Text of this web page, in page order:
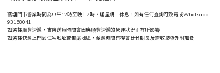
觀塘門市營業時間為中午12時至晚上7時，逢星期二休息，如有任何查詢可致電或Whatsapp
93158041
如選擇順豐速遞，實際送貨時間會因應順豐速遞的營運狀況而有所影響
如選擇快遞上門到住宅地址或偏遠地區，派遞時間有機會比預期長及需收取額外附加費